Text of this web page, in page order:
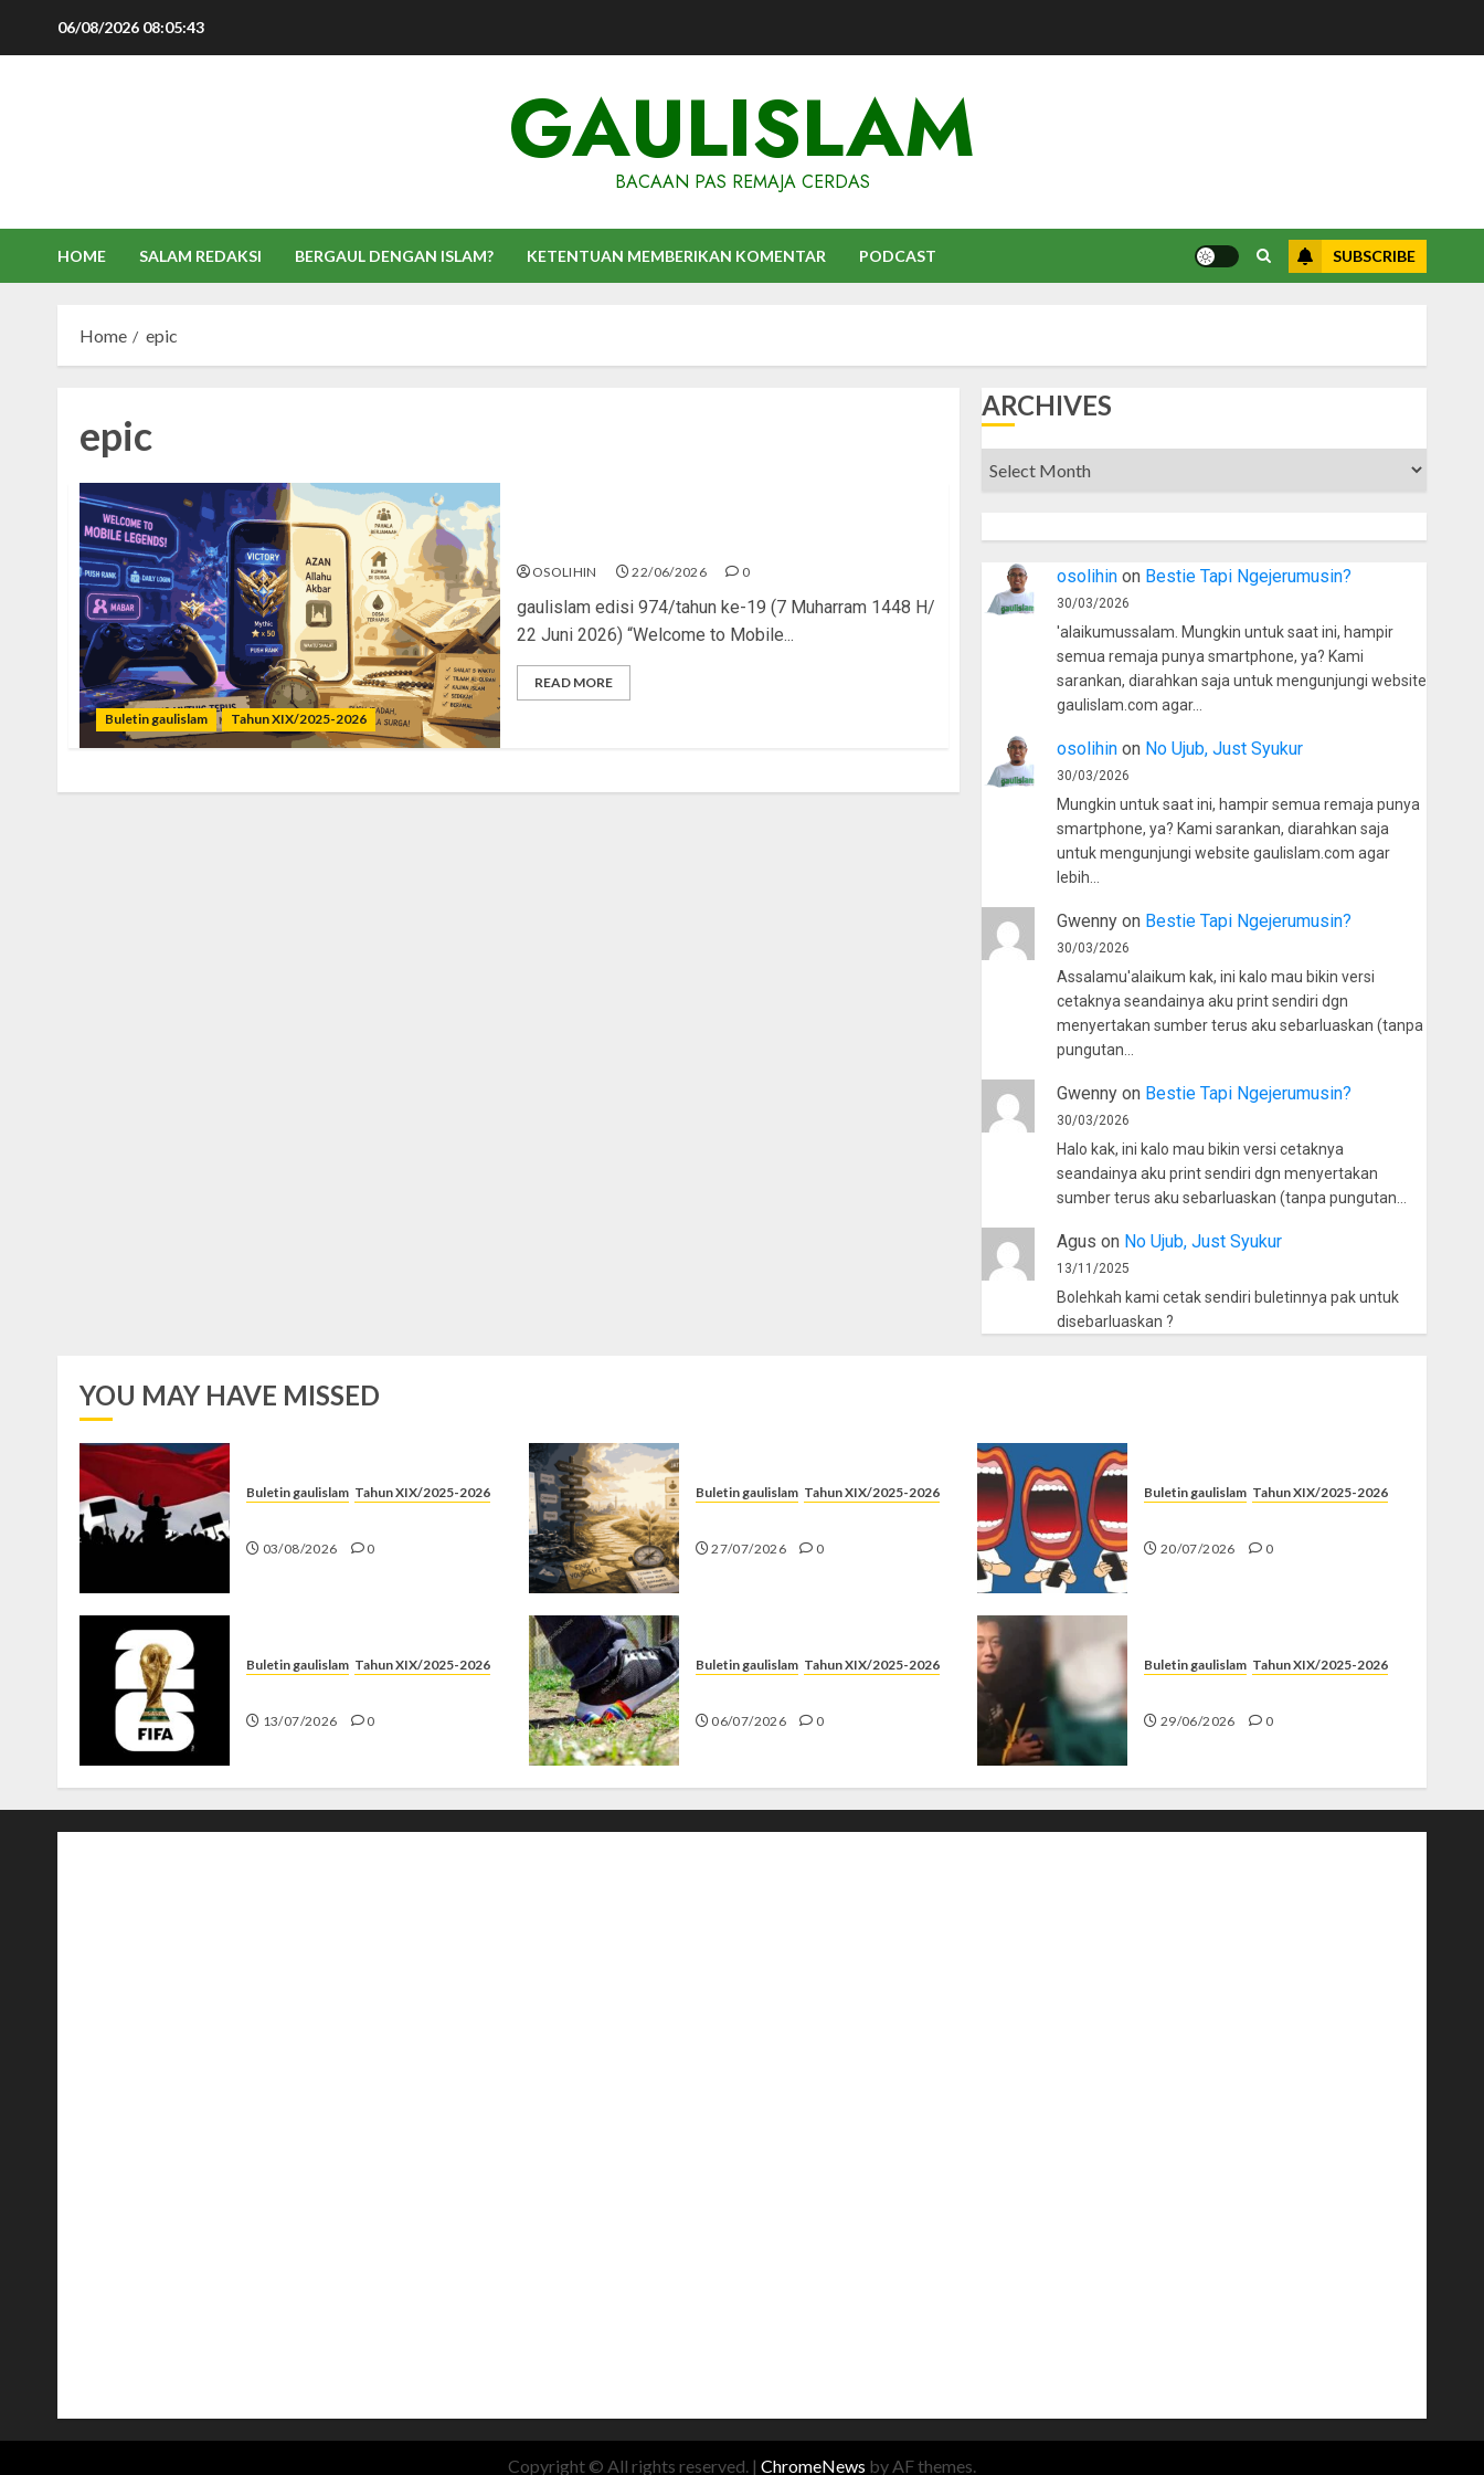
06/08/2026 08:05:44
GAULISLAM
BACAAN PAS REMAJA CERDAS
HOME SALAM REDAKSI BERGAUL DENGAN ISLAM? KETENTUAN MEMBERIKAN KOMENTAR PODCAST SUBSCRIBE
Home epic
epic
Buletin gaulislam Tahun XIX/2025-2026
OSOLIHIN 22/06/2026 0
gaulislam edisi 974/tahun ke-19 (7 Muharram 1448 H/
22 Juni 2026) “Welcome to Mobile...
READ MORE
ARCHIVES
Archives
osolihinon Bestie Tapi Ngejerumusin?
30/03/2026
'alaikumussalam. Mungkin untuk saat ini, hampir
semua remaja punya smartphone, ya? Kami
sarankan, diarahkan saja untuk mengunjungi website
gaulislam.com agar…
osolihinon No Ujub, Just Syukur
30/03/2026
Mungkin untuk saat ini, hampir semua remaja punya
smartphone, ya? Kami sarankan, diarahkan saja
untuk mengunjungi website gaulislam.com agar
lebih…
Gwennyon Bestie Tapi Ngejerumusin?
30/03/2026
Assalamu'alaikum kak, ini kalo mau bikin versi
cetaknya seandainya aku print sendiri dgn
menyertakan sumber terus aku sebarluaskan (tanpa
pungutan…
Gwennyon Bestie Tapi Ngejerumusin?
30/03/2026
Halo kak, ini kalo mau bikin versi cetaknya
seandainya aku print sendiri dgn menyertakan
sumber terus aku sebarluaskan (tanpa pungutan…
Agus on No Ujub, Just Syukur
13/11/2025
Bolehkah kami cetak sendiri buletinnya pak untuk
disebarluaskan ?
YOU MAY HAVE MISSED
Buletin gaulislam Tahun XIX/2025-2026
03/08/2026 0
Buletin gaulislam Tahun XIX/2025-2026
27/07/2026 0
Buletin gaulislam Tahun XIX/2025-2026
20/07/2026 0
Buletin gaulislam Tahun XIX/2025-2026
13/07/2026 0
Buletin gaulislam Tahun XIX/2025-2026
06/07/2026 0
Buletin gaulislam Tahun XIX/2025-2026
29/06/2026 0
Copyright © All rights reserved. | ChromeNews by AF themes.